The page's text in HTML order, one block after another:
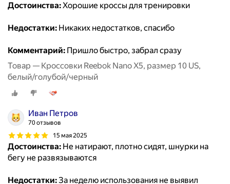
Достоинства:Хорошие кроссы для тренировки
Недостатки: Никаких недостатков, спасибо
Комментарий: Пришло быстро, забрал сразу
Товар — Кроссовки Reebok Nano X5, размер 10 US,
белый/голубой/черный
Иван Петров
70 отзывов
15 мая 2025
Достоинства: Не натирают, плотно сидят, шнурки на
бегу не развязываются
Недостатки:За неделю использования не выявил